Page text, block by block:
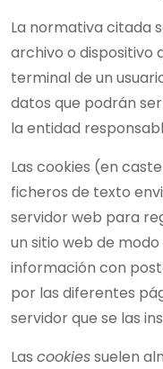
La normativa citada
archivo o dispositivo
terminal de un
datos que podrán
la entidad
Las cookies (en
ficheros de texto
servidor web para
un sitio web de
información con
por las diferentes
servidor que se las
Las cookiessuelen